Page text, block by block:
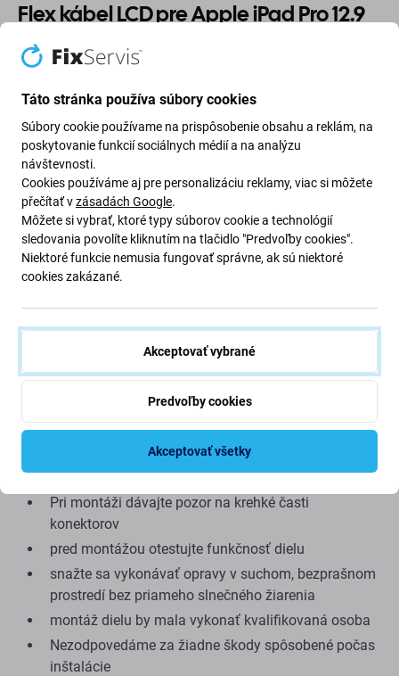
Flex kábel LCD pre Apple iPad Pro 12.9
(1st Gen 2015)
Ak máte na svojom zariadení Apple iPad Pro 12.9 (1st
potrebujete, aby bolo vaše zariadenie opäť plne funkčné.
Kvalita náhradných dielov
Kvalita: Aftermarket– Náhradný diel predávaný ako
Aftermarket je vyrobený podľa rovnakých noriem,
špecifikácií a materiálov ako originál. Ide o kópiu
originálu a náhradný diel dodaný ako Aftermarket môže
(v zriedkavých prípadoch) mať minimálne odchýlky vo
funkčnosti, kvalite alebo vzhľade. Ak sa chcete dozvedieť
viac o kvalite, prečítajte si náš blog, kde sa kvalite
venujeme podrobnejšie.
na montáž alebo demontáž je potrebné špeciálne
náradie, ktoré nájdete v našej ponuke
Pri montáži dávajte pozor na krehké časti
konektorov
pred montážou otestujte funkčnosť dielu
snažte sa vykonávať opravy v suchom, bezprašnom
prostredí bez priameho slnečného žiarenia
montáž dielu by mala vykonať kvalifikovaná osoba
Nezodpovedáme za žiadne škody spôsobené počas
inštalácie
Táto stránka používa súbory cookies
Súbory cookie používame na prispôsobenie obsahu a reklám, na
poskytovanie funkcií sociálnych médií a na analýzu
návštevnosti.
Cookies používáme aj pre personalizáciu reklamy, viac si môžete
přečítať vzásadách Google.
Môžete si vybrať, ktoré typy súborov cookie a technológií
sledovania povolíte kliknutím na tlačidlo "Predvoľby cookies".
Niektoré funkcie nemusia fungovať správne, ak sú niektoré
cookies zakázané.
Akceptovať vybrané
Predvoľby cookies
Akceptovať všetky